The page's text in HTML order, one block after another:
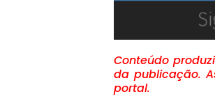
Conteúdo
da publicação.
portal.